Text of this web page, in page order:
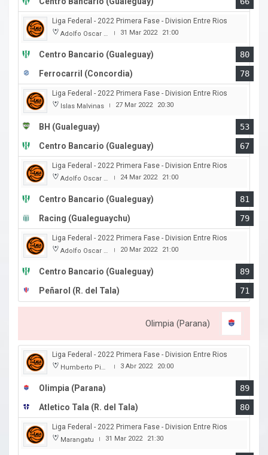
Liga Federal - 2022 Primera Fase - Division Entre Rios
Adolfo Oscar Capurro | 31 Mar 2022 21:00
Centro Bancario (Gualeguay)
80
Ferrocarril (Concordia)
78
Liga Federal - 2022 Primera Fase - Division Entre Rios
Islas Malvinas | 27 Mar 2022 20:30
BH (Gualeguay)
53
Centro Bancario (Gualeguay)
67
Liga Federal - 2022 Primera Fase - Division Entre Rios
Adolfo Oscar Capurro | 24 Mar 2022 21:00
Centro Bancario (Gualeguay)
81
Racing (Gualeguaychu)
79
Liga Federal - 2022 Primera Fase - Division Entre Rios
Adolfo Oscar Capurro | 20 Mar 2022 21:00
Centro Bancario (Gualeguay)
89
Peñarol (R. del Tala)
71
Olimpia (Parana)
Liga Federal - 2022 Primera Fase - Division Entre Rios
Humberto Pietranera | 3 Abr 2022 20:00
Olimpia (Parana)
89
Atletico Tala (R. del Tala)
80
Liga Federal - 2022 Primera Fase - Division Entre Rios
Marangatu | 31 Mar 2022 21:30